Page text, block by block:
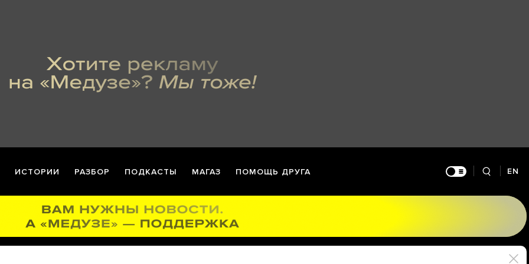
ИСТОРИИ РАЗБОР ПОДКАСТЫ МАГАЗ ПОМОЩЬ ДРУГА EN